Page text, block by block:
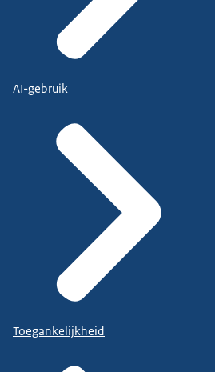
AI-gebruik
Toegankelijkheid